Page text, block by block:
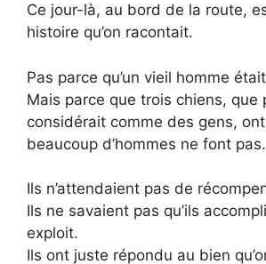
Ce jour-là, au bord de la route,
histoire qu’on racontait.
Pas parce qu’un vieil homme
Mais parce que trois chiens, que
considérait comme des gens,
beaucoup d’hommes ne font pas.
Ils n’attendaient pas de
Ils ne savaient pas qu’ils
exploit.
Ils ont juste répondu au bien